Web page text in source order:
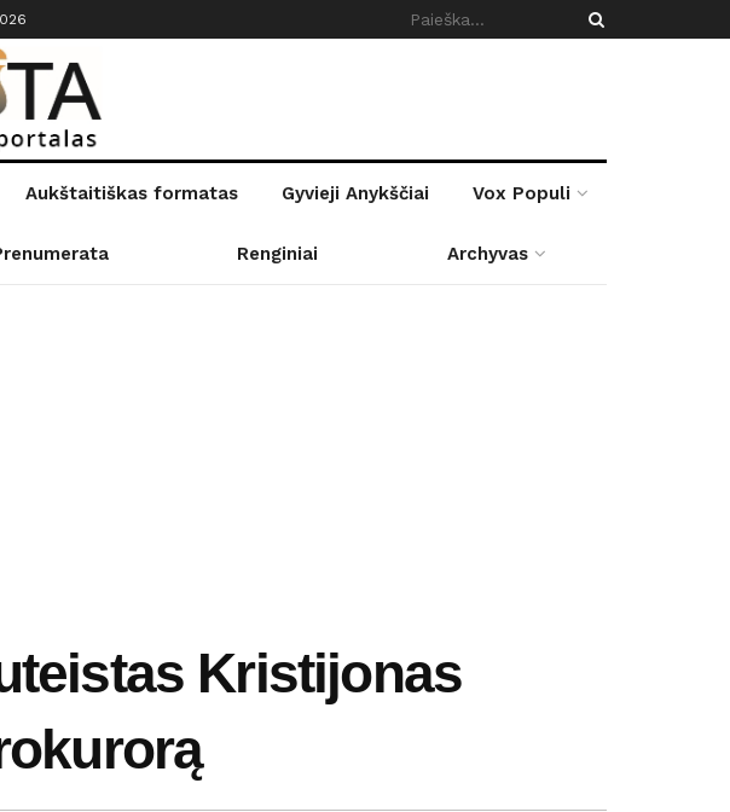
Aukštaitiškas formatas Gyvieji Anykščiai Vox Populi
Renginiai Archyvas
Kristijonas